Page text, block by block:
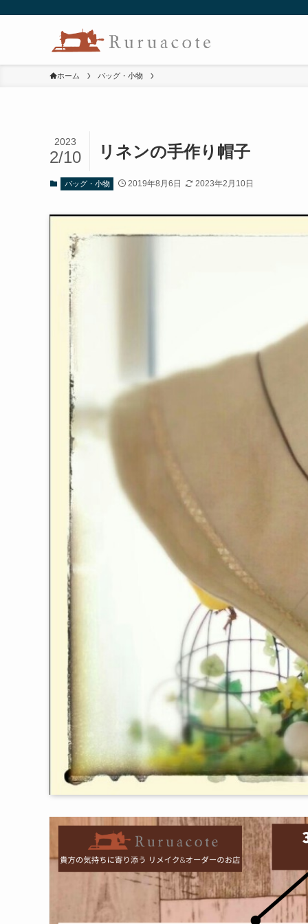
ホーム バッグ・小物
リネンの手作り帽子
2023
2/10
バッグ・小物 2019年8月6日 2023年2月10日